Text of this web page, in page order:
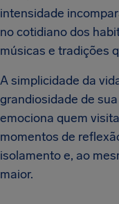
intensidade
no cotidiano dos
músicas e tradições
A simplicidade da
grandiosidade de
emociona quem
momentos de
isolamento e, ao
maior.